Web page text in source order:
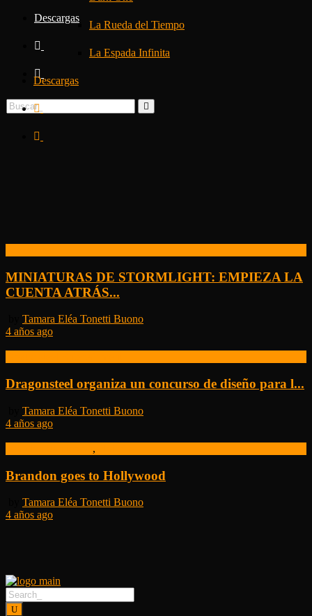
Descargas
La Rueda del Tiempo
La Espada Infinita
Descargas
MINIATURAS DE STORMLIGHT: EMPIEZA LA
CUENTA ATRÁS...
Tamara Eléa Tonetti Buono
4 años ago
Dragonsteel organiza un concurso de diseño para l...
Tamara Eléa Tonetti Buono
4 años ago
,
Brandon goes to Hollywood
Tamara Eléa Tonetti Buono
4 años ago